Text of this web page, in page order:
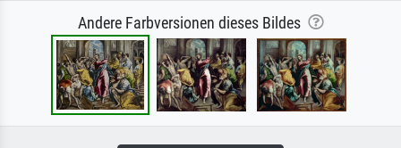
Andere Farbversionen dieses Bildes